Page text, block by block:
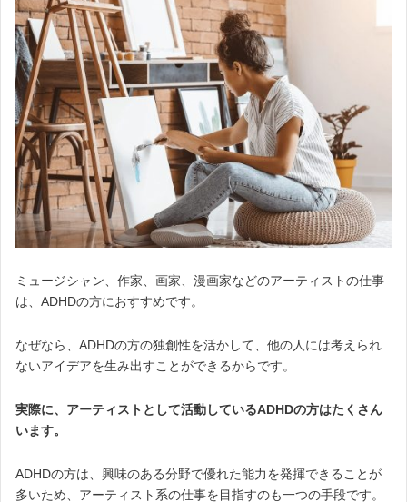
ミュージシャン、作家、画家、漫画家などのアーティストの仕事
は、ADHDの方におすすめです。
なぜなら、ADHDの方の独創性を活かして、他の人には考えられ
ないアイデアを生み出すことができるからです。
実際に、アーティストとして活動しているADHDの方はたくさん
います。
ADHDの方は、興味のある分野で優れた能力を発揮できることが
多いため、アーティスト系の仕事を目指すのも一つの手段です。